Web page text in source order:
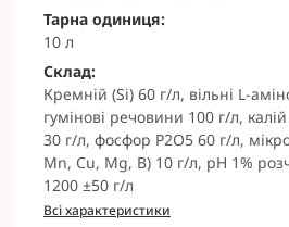
Тарна одиниця:
10 л
Склад:
Кремній (Si) 60 г/л, вільні L-
гумінові речовини 100 г/л,
30 г/л, фосфор P2O5 60 г/л,
Mn, Cu, Mg, B) 10 г/л, pH 1%
1200 ±50 г/л
Всі характеристики